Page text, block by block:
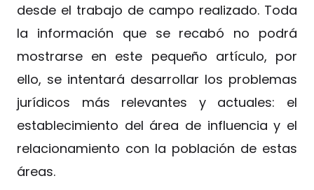
desde el trabajo de campo realizado. Toda
la información que se recabó no podrá
mostrarse en este pequeño artículo, por
ello, se intentará desarrollar los problemas
jurídicos más relevantes y actuales: el
establecimiento del área de influencia y el
relacionamiento con la población de estas
áreas.